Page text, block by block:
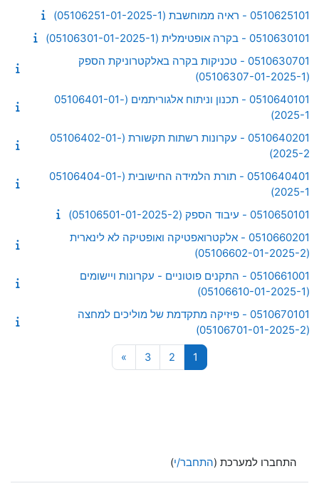
0510625101 - ראיה ממוחשבת (05106251-01-2025-1)
0510630101 - בקרה אופטימלית (05106301-01-2025-1)
0510630701 - טכניקות בקרה באלקטרוניקת הספק
(05106307-01-2025-1)
0510640101 - תכנון וניתוח אלגוריתמים (05106401-01-
2025-1)
0510640201 - עקרונות רשתות תקשורת (05106402-01-
2025-2)
0510640401 - תורת הלמידה החישובית (05106404-01-
2025-1)
0510650101 - עיבוד הספק (05106501-01-2025-2)
0510660201 - אלקטרואפטיקה ואופטיקה לא לינארית
(05106602-01-2025-2)
0510661001 - התקנים פוטוניים - עקרונות ויישומים
(05106610-01-2025-1)
0510670101 - פיזיקה מתקדמת של מוליכים למחצה
(05106701-01-2025-2)
1 עמוד 1
2 עמוד 2
3 עמוד 3
»
התחברו למערכת (התחבר/י)